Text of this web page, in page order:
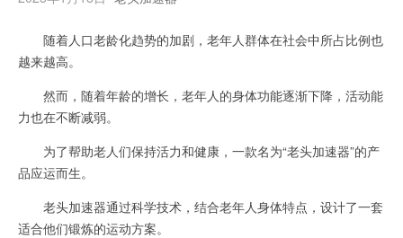
随着人口老龄化趋势的加剧，老年人群体在社会中所占比例也
越来越高。
然而，随着年龄的增长，老年人的身体功能逐渐下降，活动能
力也在不断减弱。
为了帮助老人们保持活力和健康，一款名为“老头加速器”的产
品应运而生。
老头加速器通过科学技术，结合老年人身体特点，设计了一套
适合他们锻炼的运动方案。